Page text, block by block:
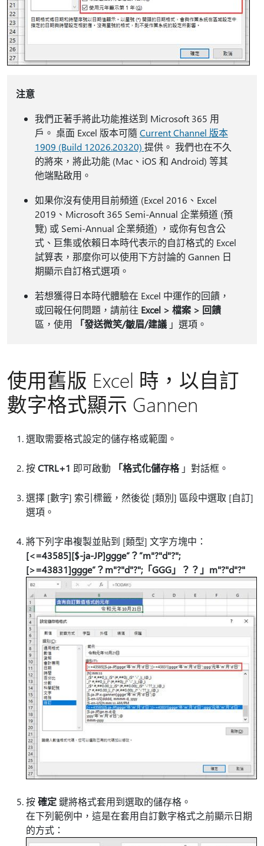
注意
我們正著手將此功能推送到 Microsoft 365 用
戶。 桌面 Excel 版本可隨Current Channel 版本
1909 (Build 12026.20320) 提供。 我們也在不久
的將來，將此功能 (Mac、iOS 和 Android) 等其
他端點啟用。
如果你沒有使用目前頻道 (Excel 2016、Excel
2019、Microsoft 365 Semi-Annual 企業頻道 (預
覽) 或 Semi-Annual 企業頻道) ，或你有包含公
式、巨集或依賴日本時代表示的自訂格式的 Excel
試算表，那麼你可以使用下方討論的 Gannen 日
期顯示自訂格式選項。
若想獲得日本時代體驗在 Excel 中運作的回饋，
或回報任何問題，請前往 Excel > 檔案 > 回饋
區，使用
「發送微笑/皺眉/建議」選項。
使用舊版 Excel 時，以自訂
數字格式顯示 Gannen
選取需要格式設定的儲存格或範圍。
按CTRL+1 即可啟動 「格式化儲存格」對話框。
選擇 [數字] 索引標籤，然後從 [類別] 區段中選取 [自訂]
選項。
將下列字串複製並貼到 [類型] 文字方塊中：
[<=43585][$-ja-JP]ggge“？”m"?"d"?";
[>=43831]ggge“？m"?"d"?";「GGG」？？」m"?"d"?"
按確定鍵將格式套用到選取的儲存格。
在下列範例中，這是在套用自訂數字格式之前顯示日期
的方式：